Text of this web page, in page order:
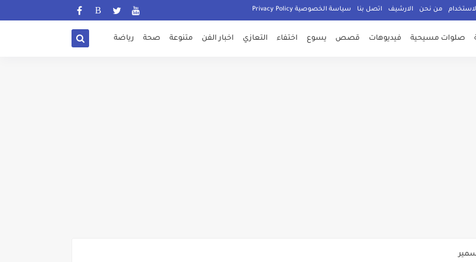
من نحن الارشيف اتصل بنا سياسة الخصوصية Privacy Policy
صلوات مسيحية فيديوهات قصص يسوع اختفاء التعازي اخبار الفن متنوعة صحة رياضة
اجمع